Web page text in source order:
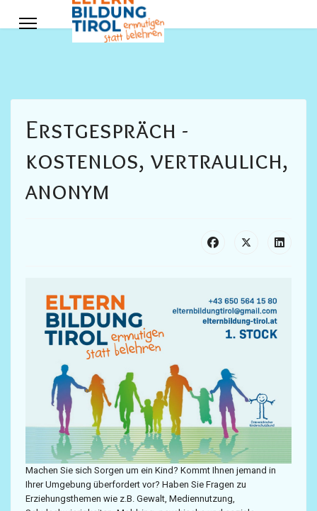
Erstgespräch -
kostenlos, vertraulich,
anonym
Machen Sie sich Sorgen um ein Kind? Kommt Ihnen jemand in
Ihrer Umgebung überfordert vor? Haben Sie Fragen zu
Erziehungsthemen wie z.B. Gewalt, Mediennutzung,